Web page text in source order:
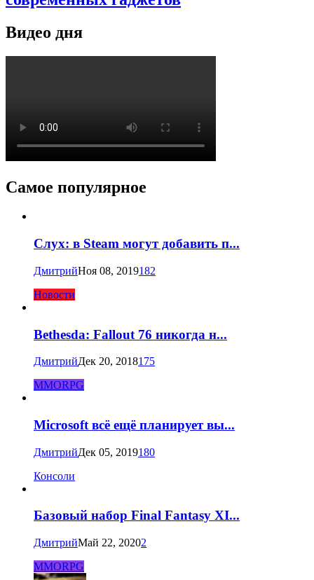
Видео дня
Самое популярное
Слух: в Steam могут добавить п...
ДмитрийНоя 08, 2019182
Новости
Bethesda: Fallout 76 никогда н...
ДмитрийДек 20, 2018175
MMORPG
Microsoft всё ещё планирует вы...
ДмитрийДек 05, 2019180
Консоли
Базовый набор Final Fantasy XI...
ДмитрийМай 22, 20202
MMORPG